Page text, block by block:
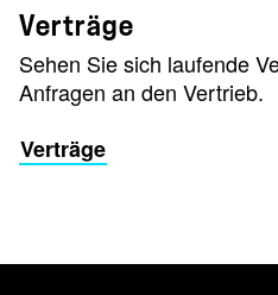
Verträge
Sehen Sie sich laufende
Anfragen an den Vertrieb.
Verträge